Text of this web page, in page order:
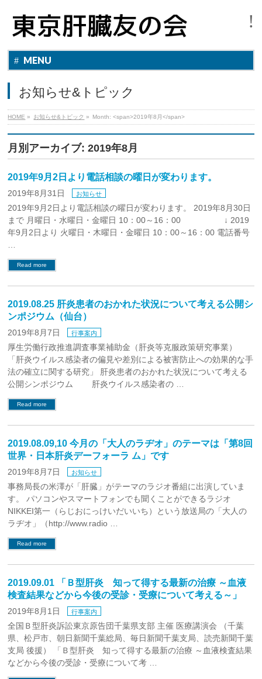
MENU
お知らせ&トピック
HOME » お知らせ&トピック » Month: <span>2019年8月</span>
月別アーカイブ: 2019年8月
2019年9月2日より電話相談の曜日が変わります。
2019年8月31日 お知らせ
2019年9月2日より電話相談の曜日が変わります。 2019年8月30日
まで 月曜日・水曜日・金曜日 10：00～16：00 ↓ 2019
年9月2日より 火曜日・木曜日・金曜日 10：00～16：00 電話番号
Read more
2019.08.25 肝炎患者のおかれた状況について考える公開シ
ンポジウム（仙台）
2019年8月7日 行事案内
厚生労働行政推進調査事業補助金（肝炎等克服政策研究事業）
「肝炎ウイルス感染者の偏見や差別による被害防止への効果的な手
法の確立に関する研究」 肝炎患者のおかれた状況について考える
公開シンポジウム 肝炎ウイルス感染者の …
Read more
2019.08.09,10 今月の「大人のラヂオ」のテーマは「第8回
世界・日本肝炎デーフォーラ ム」です
2019年8月7日 お知らせ
事務局長の米澤が「肝臓」がテーマのラジオ番組に出演していま
す。 パソコンやスマートフォンでも聞くことができるラジオ
NIKKEI第一（らじおにっけいだいいち）という放送局の「大人の
ラヂオ」（http://www.radio …
Read more
2019.09.01 「Ｂ型肝炎 知って得する最新の治療 ～血液
検査結果などから今後の受診・受療について考える～」
2019年8月1日 行事案内
全国Ｂ型肝炎訴訟東京原告団千葉県支部 主催 医療講演会 （千葉
県、松戸市、朝日新聞千葉総局、毎日新聞千葉支局、読売新聞千葉
支局 後援） 「Ｂ型肝炎 知って得する最新の治療 ～血液検査結果
などから今後の受診・受療について考 …